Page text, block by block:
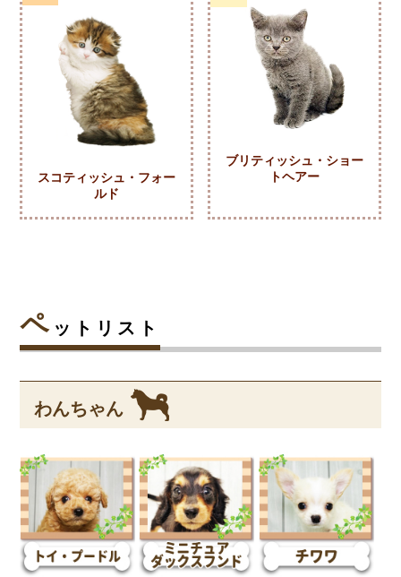
スコティッシュ・フォー
ルド
ブリティッシュ・ショー
トヘアー
ペ ットリスト
わんちゃん